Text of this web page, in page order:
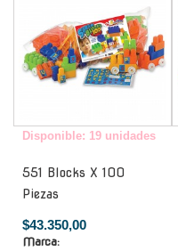
Disponible: 19 unidades
551 Blocks X 100
Piezas
$43.350,00
Marca: